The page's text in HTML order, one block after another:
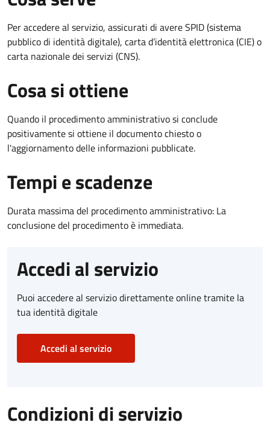
Per accedere al servizio, assicurati di avere SPID (sistema
pubblico di identità digitale), carta d’identità elettronica (CIE) o
carta nazionale dei servizi (CNS).
Cosa si ottiene
Quando il procedimento amministrativo si conclude
positivamente si ottiene il documento chiesto o
l'aggiornamento delle informazioni pubblicate.
Tempi e scadenze
Durata massima del procedimento amministrativo: La
conclusione del procedimento è immediata.
Accedi al servizio
Puoi accedere al servizio direttamente online tramite la
tua identità digitale
Accedi al servizio
Condizioni di servizio